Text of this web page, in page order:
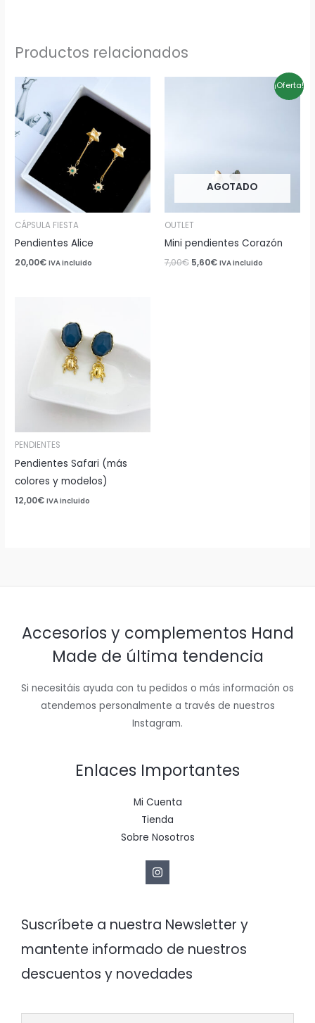
Productos relacionados
CÁPSULA FIESTA
Pendientes Alice
20,00€ IVA incluido
¡Oferta!
AGOTADO
OUTLET
Mini pendientes Corazón
7,00€ 5,60€ IVA incluido
PENDIENTES
Pendientes Safari (más
colores y modelos)
12,00€ IVA incluido
Accesorios y complementos Hand
Made de última tendencia
Si necesitáis ayuda con tu pedidos o más información os
atendemos personalmente a través de nuestros
Instagram.
Enlaces Importantes
Mi Cuenta
Tienda
Sobre Nosotros
Suscríbete a nuestra Newsletter y
mantente informado de nuestros
descuentos y novedades